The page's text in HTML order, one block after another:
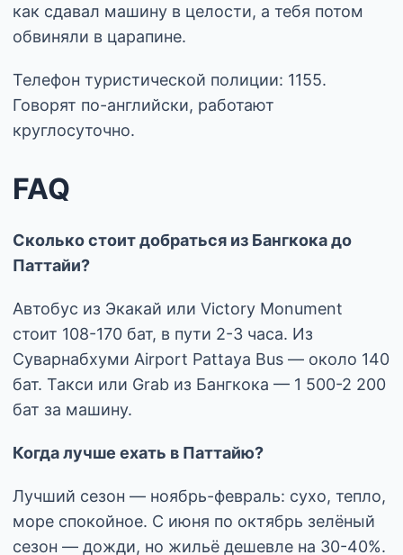
как сдавал машину в целости, а тебя потом
обвиняли в царапине.
Телефон туристической полиции: 1155.
Говорят по-английски, работают
круглосуточно.
FAQ
Сколько стоит добраться из Бангкока до
Паттайи?
Автобус из Экакай или Victory Monument
стоит 108-170 бат, в пути 2-3 часа. Из
Суварнабхуми Airport Pattaya Bus — около 140
бат. Такси или Grab из Бангкока — 1 500-2 200
бат за машину.
Когда лучше ехать в Паттайю?
Лучший сезон — ноябрь-февраль: сухо, тепло,
море спокойное. С июня по октябрь зелёный
сезон — дожди, но жильё дешевле на 30-40%.